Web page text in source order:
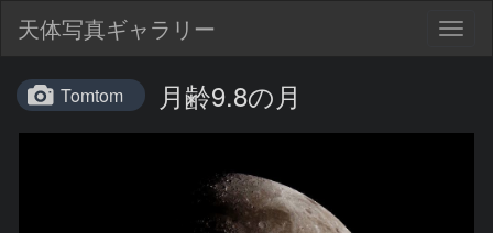
天体写真ギャラリー
Tomtom 月齢9.8の月